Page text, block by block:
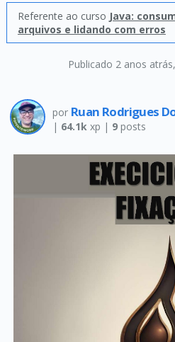
Publicado 2 anos atrás
Referente ao curso Java:
arquivos e lidando com erros
por Ruan Rodrigues
| 64.1kxp | 9posts